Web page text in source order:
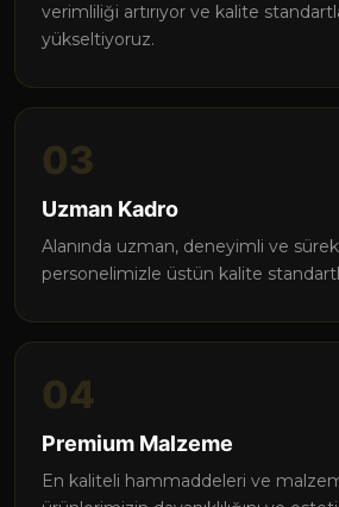
verimliliği artırıyor ve kalite
yükseltiyoruz.
03
Uzman Kadro
Alanında uzman, deneyimli ve
personelimizle üstün kalite
04
Premium Malzeme
En kaliteli hammaddeleri ve